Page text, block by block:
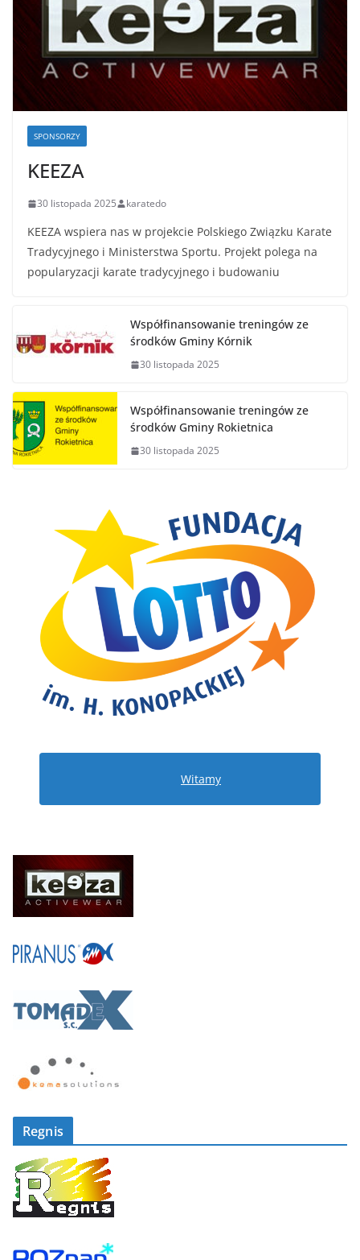
SPONSORZY
KEEZA
30 listopada 2025 karatedo
KEEZA wspiera nas w projekcie Polskiego Związku Karate
Tradycyjnego i Ministerstwa Sportu. Projekt polega na
popularyzacji karate tradycyjnego i budowaniu
Współfinansowanie treningów ze
środków Gminy Kórnik
30 listopada 2025
Współfinansowanie treningów ze
środków Gminy Rokietnica
30 listopada 2025
Witamy
Regnis